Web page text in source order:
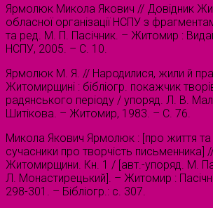
Ярмолюк Микола Якович // Довідник
обласної організації НСПУ з
та ред. М. П. Пасічник. – Житомир :
НСПУ, 2005. – С. 10.
Ярмолюк М. Я. // Народилися, жили й
Житомирщині : бібліогр. покажчик
радянського періоду / упоряд. Л. В.
Шитікова. – Житомир, 1983. – С. 76.
Микола Якович Ярмолюк : [про життя та
сучасники про творчість письменника]
Житомирщини. Кн. 1 / [авт.-упоряд. М.
Л. Монастирецький]. – Житомир :
298-301. – Бібліогр.: с. 307.